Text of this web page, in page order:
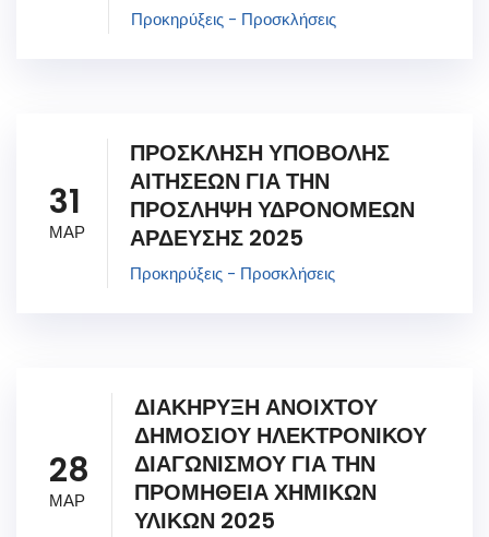
Προκηρύξεις - Προσκλήσεις
31
ΜΑΡ
ΠΡΟΣΚΛΗΣΗ ΥΠΟΒΟΛΗΣ
ΑΙΤΗΣΕΩΝ ΓΙΑ ΤΗΝ
ΠΡΟΣΛΗΨΗ ΥΔΡΟΝΟΜΕΩΝ
ΑΡΔΕΥΣΗΣ 2025
Προκηρύξεις - Προσκλήσεις
28
ΜΑΡ
ΔΙΑΚΗΡΥΞΗ ΑΝΟΙΧΤΟΥ
ΔΗΜΟΣΙΟΥ ΗΛΕΚΤΡΟΝΙΚΟΥ
ΔΙΑΓΩΝΙΣΜΟΥ ΓΙΑ ΤΗΝ
ΠΡΟΜΗΘΕΙΑ ΧΗΜΙΚΩΝ
ΥΛΙΚΩΝ 2025